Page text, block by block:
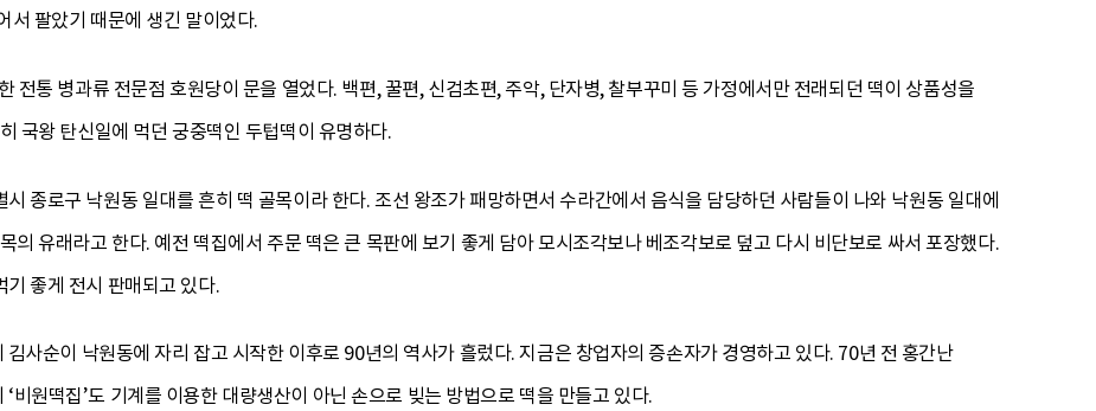
서 팔았기 때문에 생긴 말이었다.
전통 병과류 전문점 호원당이 문을 열었다. 백편, 꿀편, 신검초편, 주악, 단자병, 찰부꾸미 등 가정에서만 전래되던 떡이 상품성을
국왕 탄신일에 먹던 궁중떡인 두텁떡이 유명하다.
종로구 낙원동 일대를 흔히 떡 골목이라 한다. 조선 왕조가 패망하면서 수라간에서 음식을 담당하던 사람들이 나와 낙원동 일대에
의 유래라고 한다. 예전 떡집에서 주문 떡은 큰 목판에 보기 좋게 담아 모시조각보나 베조각보로 덮고 다시 비단보로 싸서 포장했다.
좋게 전시 판매되고 있다.
김사순이 낙원동에 자리 잡고 시작한 이후로 90년의 역사가 흘렀다. 지금은 창업자의 증손자가 경영하고 있다. 70년 전 홍간난
비원떡집’도 기계를 이용한 대량생산이 아닌 손으로 빚는 방법으로 떡을 만들고 있다.